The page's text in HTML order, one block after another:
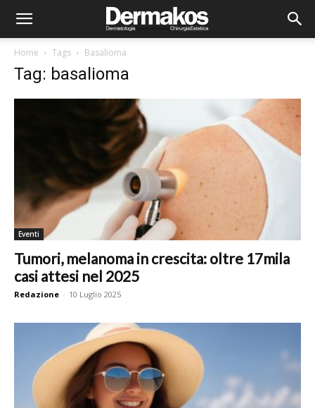
Home Tags Basalioma
Tag: basalioma
Eventi
Tumori, melanoma in crescita: oltre 17mila
casi attesi nel 2025
Redazione - 10 Luglio 2025